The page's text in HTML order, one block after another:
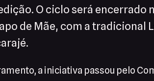
O ciclo será encerrado
de Mãe, com a tradicional
a iniciativa passou pelo